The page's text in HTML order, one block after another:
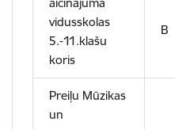
vidusskolas
5.-11.klašu
koris
B
Preiļu Mūzikas
un